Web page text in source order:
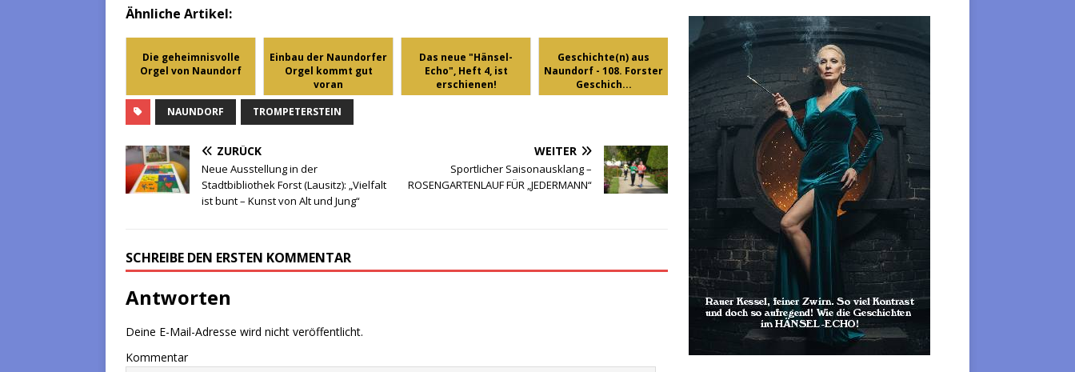
Ähnliche Artikel:
Die geheimnisvolle
Orgel von Naundorf
Einbau der Naundorfer
Orgel kommt gut
voran
Das neue "Hänsel-
Echo", Heft 4, ist
erschienen!
Geschichte(n) aus
Naundorf - 108. Forster
Geschich...
NAUNDORF
TROMPETERSTEIN
ZURÜCK
Neue Ausstellung in der
Stadtbibliothek Forst (Lausitz): „Vielfalt
ist bunt – Kunst von Alt und Jung“
WEITER
Sportlicher Saisonausklang –
ROSENGARTENLAUF FÜR „JEDERMANN“
SCHREIBE DEN ERSTEN KOMMENTAR
Antworten
Deine E-Mail-Adresse wird nicht veröffentlicht.
Kommentar